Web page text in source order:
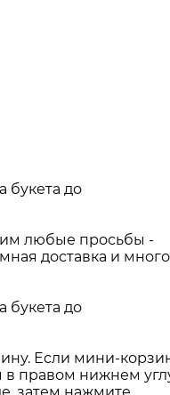
букета до
любые просьбы -
доставка и
букета до
Если мини-
в правом нижнем